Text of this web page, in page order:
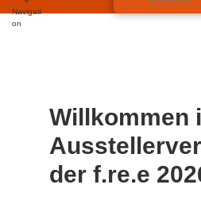
Willkommen
der f.re.e